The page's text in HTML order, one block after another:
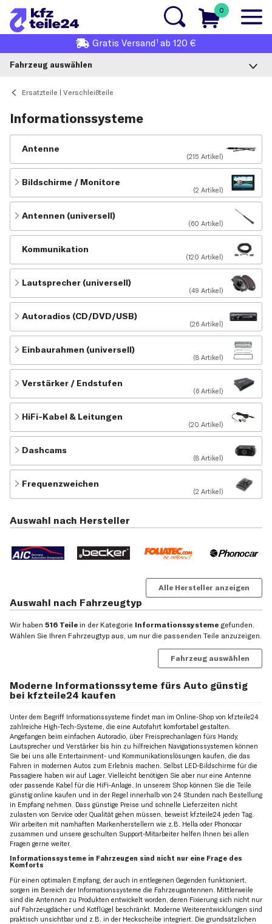
0
Gratis Versand1 ab 120 €
Fahrzeug auswählen
Ersatzteile | Verschleißteile
Informationssysteme
Antenne
(215 Artikel)
Bildschirme / Monitore
(2 Artikel)
Antennen (universell)
(60 Artikel)
Kommunikation
(120 Artikel)
Lautsprecher (universell)
(49 Artikel)
Autoradios (CD/DVD/USB)
(26 Artikel)
Einbaurahmen (universell)
(8 Artikel)
Verstärker / Endstufen
(6 Artikel)
HiFi-Kabel & Leitungen
(20 Artikel)
Dashcams
(8 Artikel)
Frequenzweichen
(2 Artikel)
Auswahl nach Hersteller
Alle Hersteller anzeigen
Auswahl nach Fahrzeugtyp
Wir haben 516 Teile in der Kategorie Informationssysteme gefunden.
Wählen Sie Ihren Fahrzeugtyp aus, um nur die passenden Teile anzuzeigen.
Fahrzeug auswählen
Moderne Informationssyteme fürs Auto günstig
bei kfzteile24 kaufen
Unter dem Begriff Informationssysteme findet man im Online-Shop von kfzteile24
zahlreiche High-Tech-Systeme, die eine Autofahrt komfortabel gestalten.
Angefangen beim einfachen Autoradio, über Freisprechanlagen fürs Handy,
Lautsprecher und Verstärker bis hin zu hilfreichen Navigationssystemen können
Sie bei uns alle Entertainment- und Kommunikationslösungen kaufen, die das
Fahren in modernen Autos zum Erlebnis machen. Selbst LED-Bildschirme für die
Passagiere haben wir auf Lager. Vielleicht benötigen Sie aber nur eine Antenne
oder passende Kabel für die HiFi-Anlage. In unserem Shop können Sie die Teile
günstig online kaufen und in der Regel innerhalb von 24 Stunden nach Bestellung
in Empfang nehmen. Dass günstige Preise und schnelle Lieferzeiten nicht
zulasten von Service oder Qualität gehen müssen, beweist kfzteile24 jeden Tag.
Wir arbeiten mit namhaften Markenherstellern wie z.B. Hella oder Phonocar
zusammen und unsere geschulten Support-Mitarbeiter helfen Ihnen bei allen
Fragen gerne weiter.
Informationssysteme in Fahrzeugen sind nicht nur eine Frage des
Komforts
Für einen optimalen Empfang, der auch in entlegenen Gegenden funktioniert,
sorgen im Bereich der Informationssysteme die Fahrzeugantennen. Mittlerweile
sind die Antennen zu Produkten entwickelt worden, deren Fixierung sich nicht nur
auf Fahrzeugdächer und Kotflügel beschränkt. Moderne Weiterentwicklungen sind
praktisch unsichtbar und z.B. in der Heckscheibe integriert. Die grundsätzlichen